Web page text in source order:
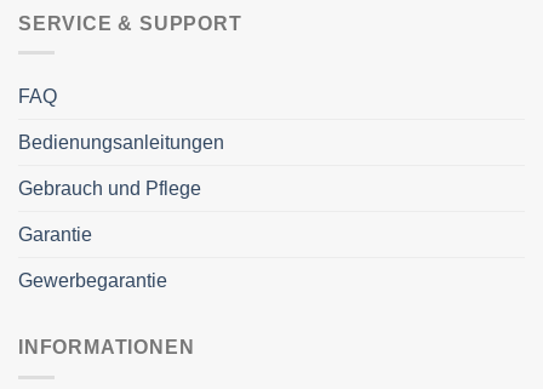
SERVICE & SUPPORT
FAQ
Bedienungsanleitungen
Gebrauch und Pflege
Garantie
Gewerbegarantie
INFORMATIONEN